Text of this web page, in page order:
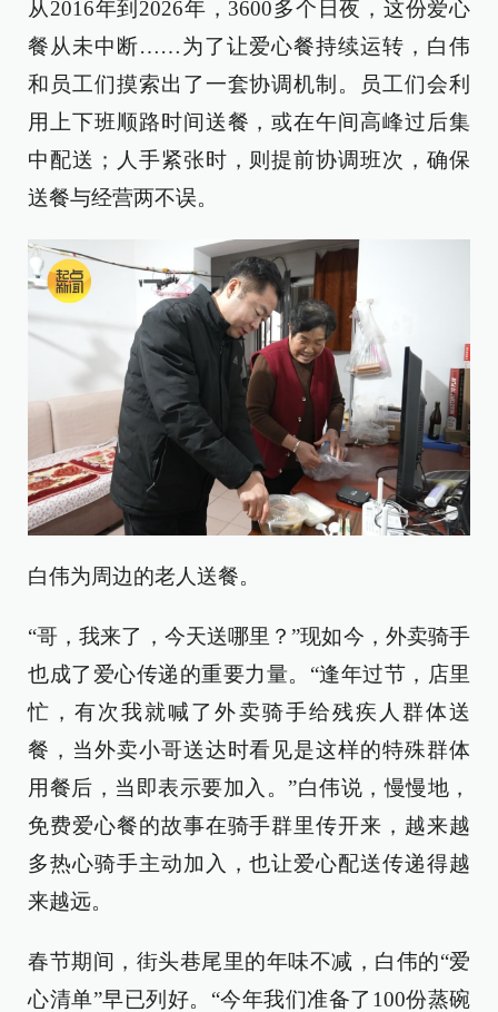
从2016年到2026年，3600多个日夜，这份爱心
餐从未中断……为了让爱心餐持续运转，白伟
和员工们摸索出了一套协调机制。员工们会利
用上下班顺路时间送餐，或在午间高峰过后集
中配送；人手紧张时，则提前协调班次，确保
送餐与经营两不误。
白伟为周边的老人送餐。
“哥，我来了，今天送哪里？”现如今，外卖骑手
也成了爱心传递的重要力量。“逢年过节，店里
忙，有次我就喊了外卖骑手给残疾人群体送
餐，当外卖小哥送达时看见是这样的特殊群体
用餐后，当即表示要加入。”白伟说，慢慢地，
免费爱心餐的故事在骑手群里传开来，越来越
多热心骑手主动加入，也让爱心配送传递得越
来越远。
春节期间，街头巷尾里的年味不减，白伟的“爱
心清单”早已列好。“今年我们准备了100份蒸碗